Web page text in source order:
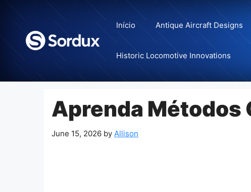
content
Início Antique Aircraft Designs
Historic Locomotive Innovations
Aprenda Métodos
June 15, 2026 by Allison